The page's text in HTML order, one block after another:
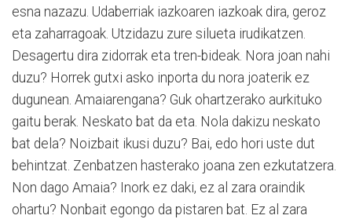
esna nazazu. Udaberriak iazkoaren iazkoak dira, geroz
eta zaharragoak. Utzidazu zure silueta irudikatzen.
Desagertu dira zidorrak eta tren-bideak. Nora joan nahi
duzu? Horrek gutxi asko inporta du nora joaterik ez
dugunean. Amaiarengana? Guk ohartzerako aurkituko
gaitu berak. Neskato bat da eta. Nola dakizu neskato
bat dela? Noizbait ikusi duzu? Bai, edo hori uste dut
behintzat. Zenbatzen hasterako joana zen ezkutatzera.
Non dago Amaia? Inork ez daki, ez al zara oraindik
ohartu? Nonbait egongo da pistaren bat. Ez al zara